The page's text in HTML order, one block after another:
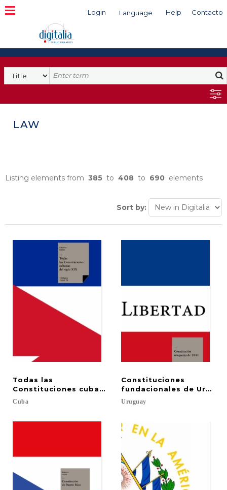
Login Language Help Contacto
Search
LAW
Listing elements from 385 to 408 to 690 elements
Sort by:
Todas las
Constituciones cubanas del siglo XIX
Cuba
Constituciones
fundacionales de
Uruguay